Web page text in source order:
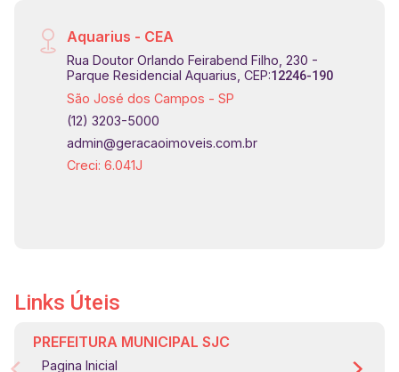
Aquarius - CEA
Rua Doutor Orlando Feirabend Filho, 230 -
Parque Residencial Aquarius, CEP:12246-190
São José dos Campos - SP
(12) 3203-5000
admin@geracaoimoveis.com.br
Creci: 6.041J
Links Úteis
PREFEITURA MUNICIPAL SJC
Pagina Inicial